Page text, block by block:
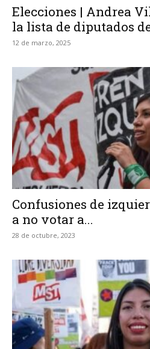
Elecciones | Andrea
la lista de diputados
12 de marzo, 2025
Confusiones de
a no votar a...
28 de octubre, 2023